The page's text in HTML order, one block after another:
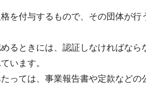
付与するもので、その団体が行
るときには、認証しなければなら
います。
ては、事業報告書や定款などの